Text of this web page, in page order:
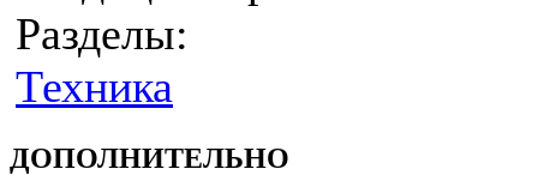
Разделы:
Техника
ДОПОЛНИТЕЛЬНО